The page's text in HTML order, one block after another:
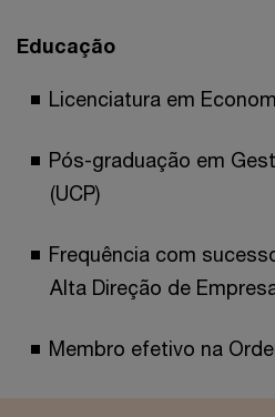
Educação
Licenciatura em
Pós-graduação em
(UCP)
Frequência com
Alta Direção de
Membro efetivo na